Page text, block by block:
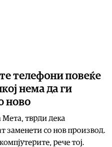
телефони повеќе
нема да ги
ново
тврди дека
заменети со нов производ.
рече тој.